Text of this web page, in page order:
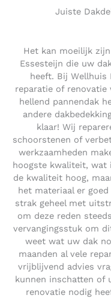
Juiste
Het kan moeilijk
Essesteijn die uw
heeft. Bij Wellhuis
reparatie of renovatie
hellend pannendak
andere
klaar! Wij
schoorstenen of
werkzaamheden
hoogste kwaliteit, wat
de kwaliteit hoog,
het materiaal er
strak geheel met
om deze reden
vervangingsstuk om
weet wat uw dak
maanden al vele
vrijblijvend advies
kunnen inschatten of
renovatie nodig